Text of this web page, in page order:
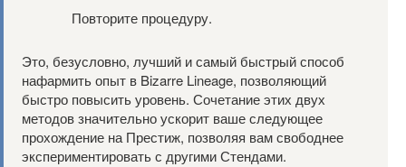
Повторите процедуру.
Это, безусловно, лучший и самый быстрый способ
нафармить опыт в Bizarre Lineage, позволяющий
быстро повысить уровень. Сочетание этих двух
методов значительно ускорит ваше следующее
прохождение на Престиж, позволяя вам свободнее
экспериментировать с другими Стендами.